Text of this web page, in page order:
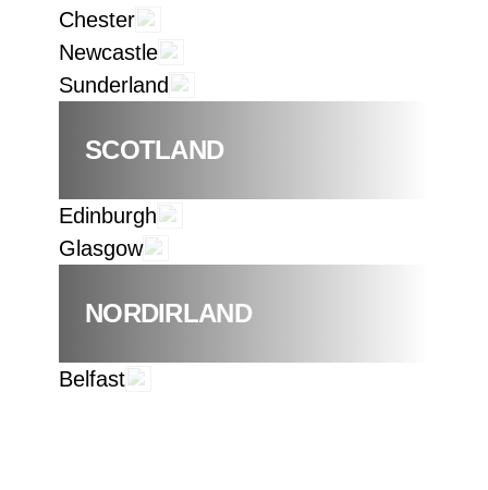
Chester
Newcastle
Sunderland
SCOTLAND
Edinburgh
Glasgow
NORDIRLAND
Belfast